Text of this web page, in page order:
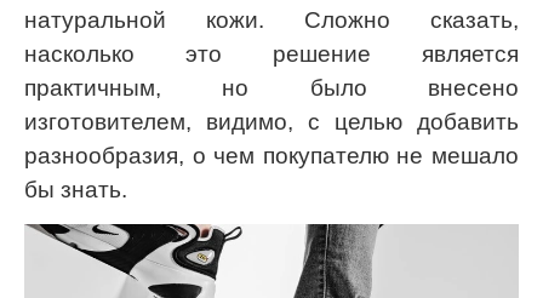
натуральной кожи. Сложно сказать,
насколько это решение является
практичным, но было внесено
изготовителем, видимо, с целью добавить
разнообразия, о чем покупателю не мешало
бы знать.